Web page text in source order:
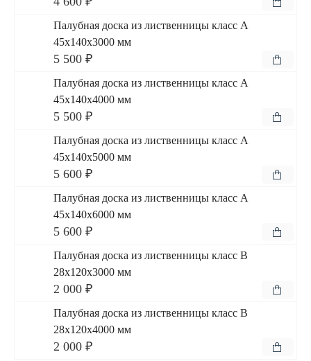
Палубная доска из лиственницы класс А
45x140x3000 мм
5 500 ₽
Палубная доска из лиственницы класс А
45x140x4000 мм
5 500 ₽
Палубная доска из лиственницы класс А
45x140x5000 мм
5 600 ₽
Палубная доска из лиственницы класс А
45x140x6000 мм
5 600 ₽
Палубная доска из лиственницы класс В
28x120x3000 мм
2 000 ₽
Палубная доска из лиственницы класс В
28x120x4000 мм
2 000 ₽